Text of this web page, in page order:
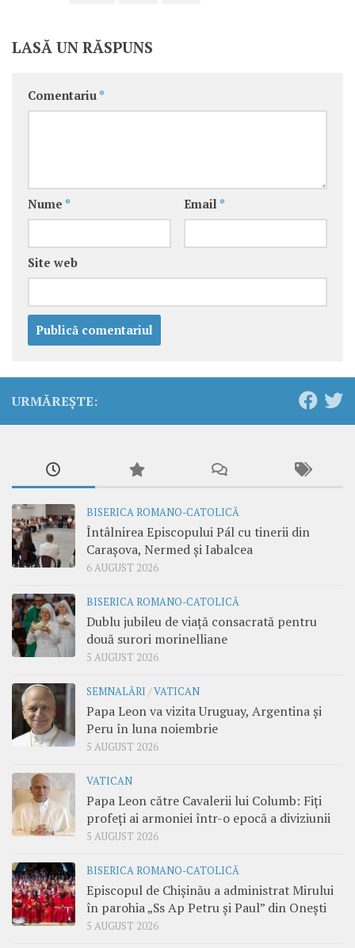
LASĂ UN RĂSPUNS
Comentariu *
Nume * Email *
Site web
URMĂREȘTE:
BISERICA ROMANO-CATOLICĂ
Întâlnirea Episcopului Pál cu tinerii din
Carașova, Nermed și Iabalcea
6 AUGUST 2026
BISERICA ROMANO-CATOLICĂ
Dublu jubileu de viață consacrată pentru
două surori morinelliane
5 AUGUST 2026
SEMNALĂRI /VATICAN
Papa Leon va vizita Uruguay, Argentina și
Peru în luna noiembrie
5 AUGUST 2026
VATICAN
Papa Leon către Cavalerii lui Columb: Fiți
profeți ai armoniei într-o epocă a diviziunii
5 AUGUST 2026
BISERICA ROMANO-CATOLICĂ
Episcopul de Chișinău a administrat Mirului
în parohia „Ss Ap Petru și Paul” din Onești
5 AUGUST 2026